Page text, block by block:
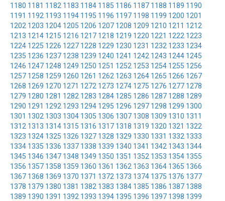
1180 1181 1182 1183 1184 1185 1186 1187 1188 1189 1190
1191 1192 1193 1194 1195 1196 1197 1198 1199 1200 1201
1202 1203 1204 1205 1206 1207 1208 1209 1210 1211 1212
1213 1214 1215 1216 1217 1218 1219 1220 1221 1222 1223
1224 1225 1226 1227 1228 1229 1230 1231 1232 1233 1234
1235 1236 1237 1238 1239 1240 1241 1242 1243 1244 1245
1246 1247 1248 1249 1250 1251 1252 1253 1254 1255 1256
1257 1258 1259 1260 1261 1262 1263 1264 1265 1266 1267
1268 1269 1270 1271 1272 1273 1274 1275 1276 1277 1278
1279 1280 1281 1282 1283 1284 1285 1286 1287 1288 1289
1290 1291 1292 1293 1294 1295 1296 1297 1298 1299 1300
1301 1302 1303 1304 1305 1306 1307 1308 1309 1310 1311
1312 1313 1314 1315 1316 1317 1318 1319 1320 1321 1322
1323 1324 1325 1326 1327 1328 1329 1330 1331 1332 1333
1334 1335 1336 1337 1338 1339 1340 1341 1342 1343 1344
1345 1346 1347 1348 1349 1350 1351 1352 1353 1354 1355
1356 1357 1358 1359 1360 1361 1362 1363 1364 1365 1366
1367 1368 1369 1370 1371 1372 1373 1374 1375 1376 1377
1378 1379 1380 1381 1382 1383 1384 1385 1386 1387 1388
1389 1390 1391 1392 1393 1394 1395 1396 1397 1398 1399